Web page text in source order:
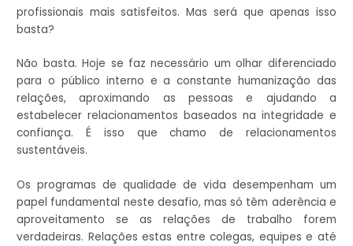
profissionais mais satisfeitos. Mas será que apenas isso
basta?
Não basta. Hoje se faz necessário um olhar diferenciado
para o público interno e a constante humanização das
relações, aproximando as pessoas e ajudando a
estabelecer relacionamentos baseados na integridade e
confiança. É isso que chamo de relacionamentos
sustentáveis.
Os programas de qualidade de vida desempenham um
papel fundamental neste desafio, mas só têm aderência e
aproveitamento se as relações de trabalho forem
verdadeiras. Relações estas entre colegas, equipes e até